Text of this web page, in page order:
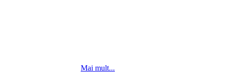
Mai mult...